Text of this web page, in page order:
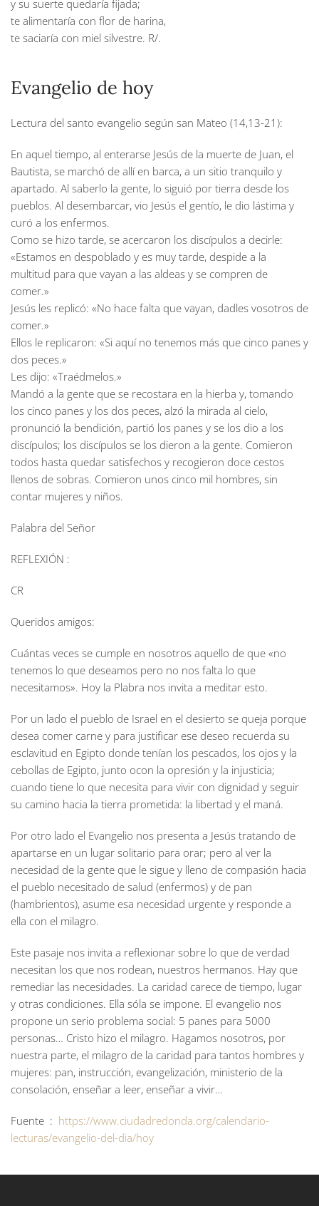
y su suerte quedaría fijada;
te alimentaría con flor de harina,
te saciaría con miel silvestre. R/.
Evangelio de hoy
Lectura del santo evangelio según san Mateo (14,13-21):
En aquel tiempo, al enterarse Jesús de la muerte de Juan, el
Bautista, se marchó de allí en barca, a un sitio tranquilo y
apartado. Al saberlo la gente, lo siguió por tierra desde los
pueblos. Al desembarcar, vio Jesús el gentío, le dio lástima y
curó a los enfermos.
Como se hizo tarde, se acercaron los discípulos a decirle:
«Estamos en despoblado y es muy tarde, despide a la
multitud para que vayan a las aldeas y se compren de
comer.»
Jesús les replicó: «No hace falta que vayan, dadles vosotros de
comer.»
Ellos le replicaron: «Si aquí no tenemos más que cinco panes y
dos peces.»
Les dijo: «Traédmelos.»
Mandó a la gente que se recostara en la hierba y, tomando
los cinco panes y los dos peces, alzó la mirada al cielo,
pronunció la bendición, partió los panes y se los dio a los
discípulos; los discípulos se los dieron a la gente. Comieron
todos hasta quedar satisfechos y recogieron doce cestos
llenos de sobras. Comieron unos cinco mil hombres, sin
contar mujeres y niños.
Palabra del Señor
REFLEXIÓN :
CR
Queridos amigos:
Cuántas veces se cumple en nosotros aquello de que «no
tenemos lo que deseamos pero no nos falta lo que
necesitamos». Hoy la Plabra nos invita a meditar esto.
Por un lado el pueblo de Israel en el desierto se queja porque
desea comer carne y para justificar ese deseo recuerda su
esclavitud en Egipto donde tenían los pescados, los ojos y la
cebollas de Egipto, junto ocon la opresión y la injusticia;
cuando tiene lo que necesita para vivir con dignidad y seguir
su camino hacia la tierra prometida: la libertad y el maná.
Por otro lado el Evangelio nos presenta a Jesús tratando de
apartarse en un lugar solitario para orar; pero al ver la
necesidad de la gente que le sigue y lleno de compasión hacia
el pueblo necesitado de salud (enfermos) y de pan
(hambrientos), asume esa necesidad urgente y responde a
ella con el milagro.
Este pasaje nos invita a reflexionar sobre lo que de verdad
necesitan los que nos rodean, nuestros hermanos. Hay que
remediar las necesidades. La caridad carece de tiempo, lugar
y otras condiciones. Ella sóla se impone. El evangelio nos
propone un serio problema social: 5 panes para 5000
personas… Cristo hizo el milagro. Hagamos nosotros, por
nuestra parte, el milagro de la caridad para tantos hombres y
mujeres: pan, instrucción, evangelización, ministerio de la
consolación, enseñar a leer, enseñar a vivir…
Fuente : https://www.ciudadredonda.org/calendario-
lecturas/evangelio-del-dia/hoy